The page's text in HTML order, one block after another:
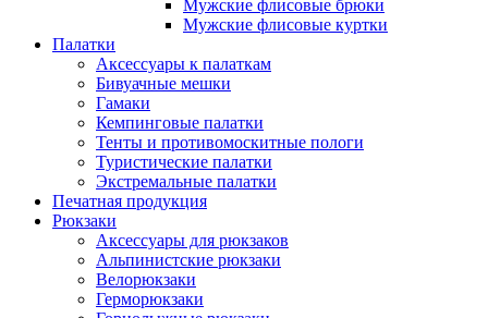
Мужские флисовые брюки
Мужские флисовые куртки
Палатки
Аксессуары к палаткам
Бивуачные мешки
Гамаки
Кемпинговые палатки
Тенты и противомоскитные пологи
Туристические палатки
Экстремальные палатки
Печатная продукция
Рюкзаки
Аксессуары для рюкзаков
Альпинистские рюкзаки
Велорюкзаки
Герморюкзаки